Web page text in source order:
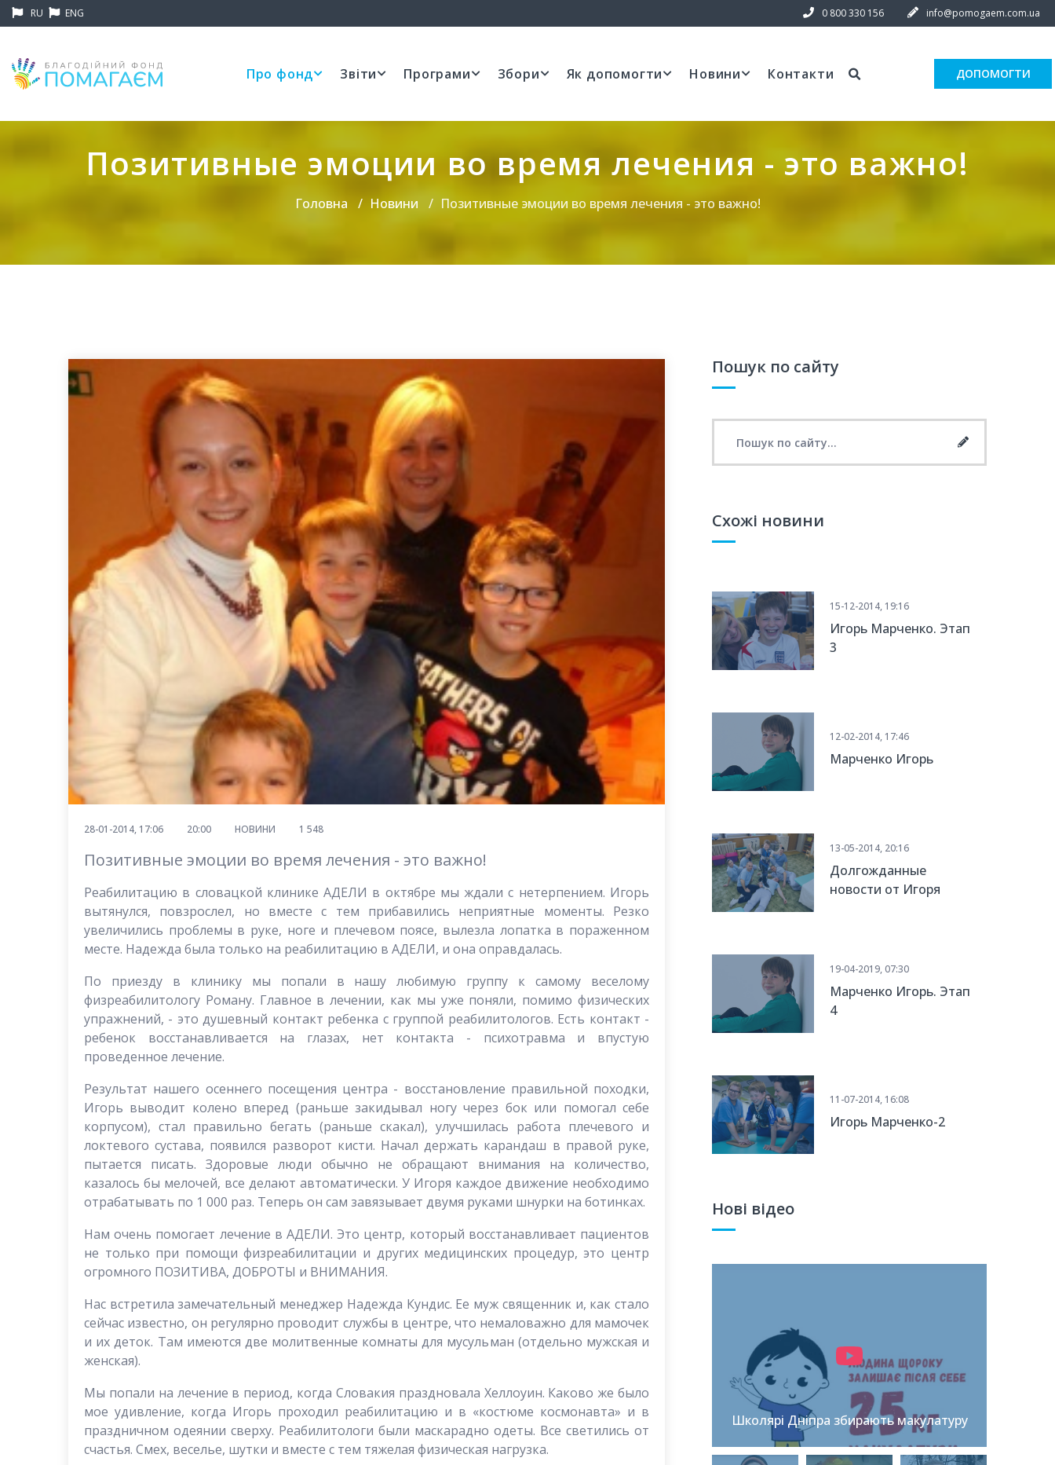
RU ENG 0 800 330 156 info@pomogaem.com.ua
Про фонд Звіти Програми Збори Як допомогти Новини Контакти ДОПОМОГТИ
Позитивные эмоции во время лечения - это важно!
Головна Новини Позитивные эмоции во время лечения - это важно!
28-01-2014, 17:06 20:00 НОВИНИ 1 548
Позитивные эмоции во время лечения - это важно!
Реабилитацию в словацкой клинике АДЕЛИ в октябре мы ждали с нетерпением. Игорь
вытянулся, повзрослел, но вместе с тем прибавились неприятные моменты. Резко
увеличились проблемы в руке, ноге и плечевом поясе, вылезла лопатка в пораженном
месте. Надежда была только на реабилитацию в АДЕЛИ, и она оправдалась.
По приезду в клинику мы попали в нашу любимую группу к самому веселому
физреабилитологу Роману. Главное в лечении, как мы уже поняли, помимо физических
упражнений, - это душевный контакт ребенка с группой реабилитологов. Есть контакт -
ребенок восстанавливается на глазах, нет контакта - психотравма и впустую
проведенное лечение.
Результат нашего осеннего посещения центра - восстановление правильной походки,
Игорь выводит колено вперед (раньше закидывал ногу через бок или помогал себе
корпусом), стал правильно бегать (раньше скакал), улучшилась работа плечевого и
локтевого сустава, появился разворот кисти. Начал держать карандаш в правой руке,
пытается писать. Здоровые люди обычно не обращают внимания на количество,
казалось бы мелочей, все делают автоматически. У Игоря каждое движение необходимо
отрабатывать по 1 000 раз. Теперь он сам завязывает двумя руками шнурки на ботинках.
Нам очень помогает лечение в АДЕЛИ. Это центр, который восстанавливает пациентов
не только при помощи физреабилитации и других медицинских процедур, это центр
огромного ПОЗИТИВА, ДОБРОТЫ и ВНИМАНИЯ.
Нас встретила замечательный менеджер Надежда Кундис. Ее муж священник и, как стало
сейчас известно, он регулярно проводит службы в центре, что немаловажно для мамочек
и их деток. Там имеются две молитвенные комнаты для мусульман (отдельно мужская и
женская).
Мы попали на лечение в период, когда Словакия праздновала Хеллоуин. Каково же было
мое удивление, когда Игорь проходил реабилитацию и в «костюме космонавта» и в
праздничном одеянии сверху. Реабилитологи были маскарадно одеты. Все светились от
счастья. Смех, веселье, шутки и вместе с тем тяжелая физическая нагрузка.
Пошук по сайту
Search
Схожі новини
15-12-2014, 19:16
Игорь Марченко. Этап
3
12-02-2014, 17:46
Марченко Игорь
13-05-2014, 20:16
Долгожданные
новости от Игоря
19-04-2019, 07:30
Марченко Игорь. Этап
4
11-07-2014, 16:08
Игорь Марченко-2
Нові відео
Школярі Дніпра збирають макулатуру